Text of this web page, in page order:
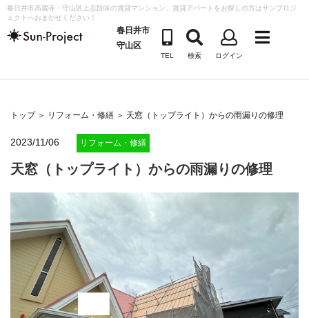
コ春日井市高蔵寺・守山区上志段味の賃貸マンション、賃貸アパートをお探しの方はサンプロジ
ェクトへおまかせください！
春日井市
守山区
TEL 検索 ログイン
トップ＞ リフォーム・修繕 ＞ 天窓（トップライト）からの雨漏りの修理
2023/11/06 リフォーム・修繕
天窓（トップライト）からの雨漏りの修理